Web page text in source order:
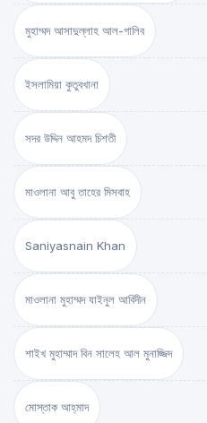
মুহাম্মদ আসাদুল্লাহ আল-গালিব
ইসলামিয়া কুতুবখানা
সদর উদ্দিন আহমদ চিশতী
মাওলানা আবু তাহের মিসবাহ
Saniyasnain Khan
মাওলানা মুহাম্মদ যাইনুল আবিদীন
শাইখ মুহাম্মাদ বিন সালেহ আল মুনাজ্জিদ
মোস্তাক আহ্‌মাদ